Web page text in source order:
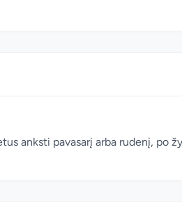
anksti pavasarį arba rudenį, po